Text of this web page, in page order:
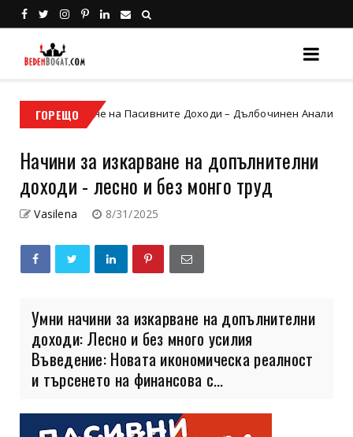
ГОРЕЩО
на Пасивните Доходи – Дълбочинен Анализ за Богатите
Начини за изкарване на допълнителни
доходи - лесно и без монго труд
Vasilena 8/31/2025
Умни начини за изкарване на допълнителни
доходи: Лесно и без много усилия
Въведение: Новата икономическа реалност
и търсенето на финансова с...